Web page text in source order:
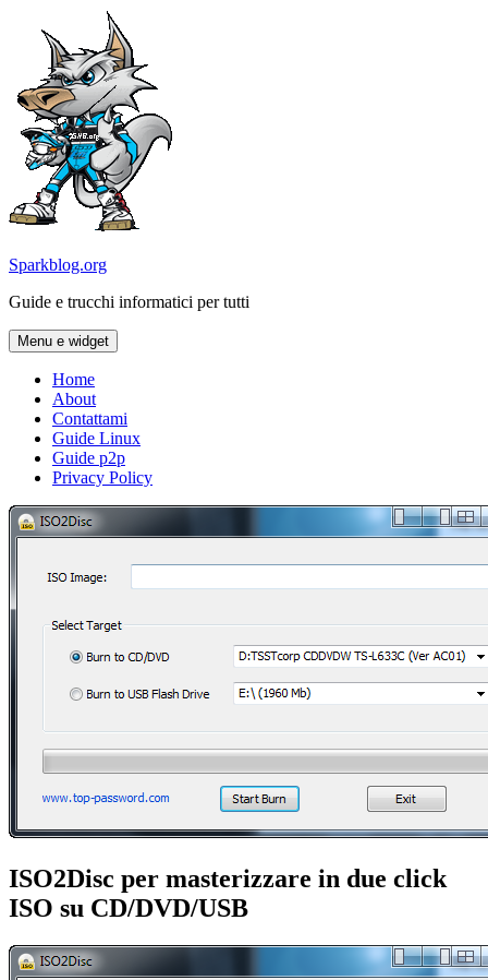
contenuto
Sparkblog.org
Guide e trucchi informatici per tutti
Menu e widget
Home
About
Contattami
Guide Linux
Guide p2p
Privacy Policy
ISO2Disc per masterizzare in due click
ISO su CD/DVD/USB